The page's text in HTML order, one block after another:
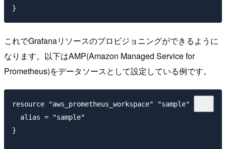
これでGrafanaリソースのプロビジョニングができるように
なります。以下はAMP(Amazon Managed Service for
Prometheus)をデータソースとして設定している例です。
resource "aws_prometheus_workspace" "sample" {
  alias = "sample"
}